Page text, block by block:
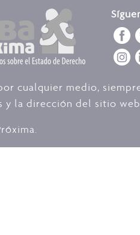
cualquier medio,
la dirección del sitio web